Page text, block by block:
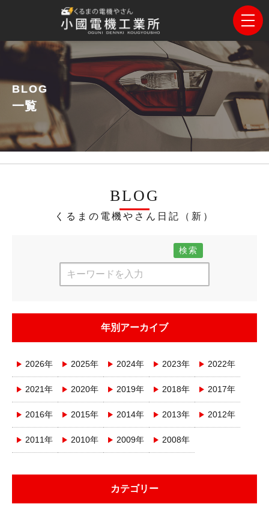
BLOG
一覧
BLOG
くるまの電機やさん日記（新）
検索
年別アーカイブ
2026年 2025年 2024年 2023年 2022年
2021年 2020年 2019年 2018年 2017年
2016年 2015年 2014年 2013年 2012年
2011年 2010年 2009年 2008年
カテゴリー